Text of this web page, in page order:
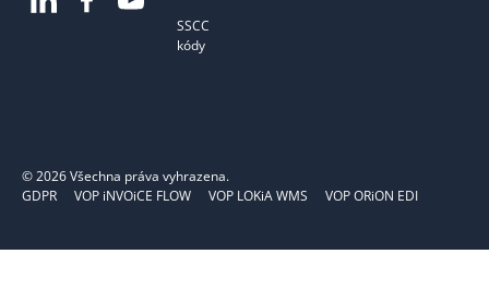
SSCC
kódy
©2026Všechna práva vyhrazena.
GDPR
VOP iNVOiCE FLOW VOP LOKiA WMS VOP ORiON EDI